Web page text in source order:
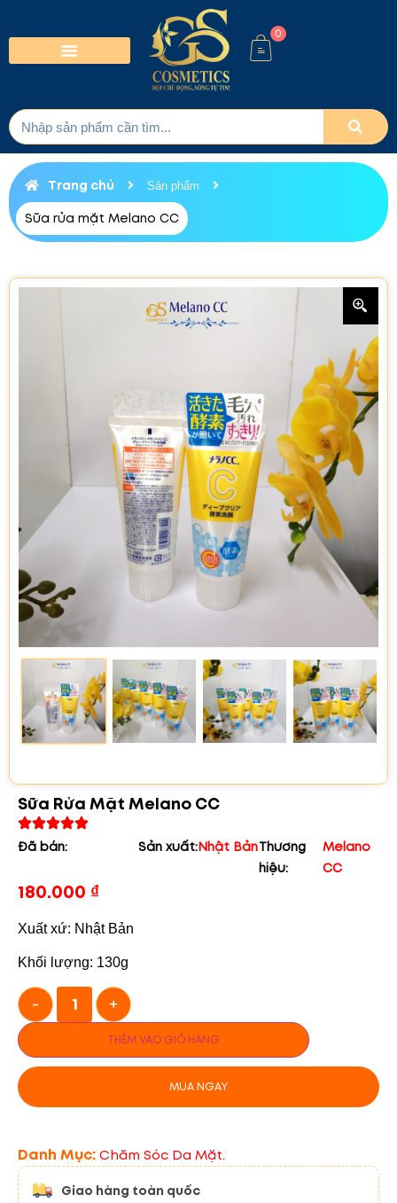
0
Trang chủ Sản phẩm
Sữa rửa mặt Melano CC
Sữa Rửa Mặt Melano CC
Đã bán: Sản xuất:Nhật BảnThương
hiệu:
Melano
CC
180.000 ₫
Xuất xứ: Nhật Bản
Khối lượng: 130g
- +
THÊM VÀO GIỎ HÀNG
MUA NGAY
Danh Mục:Chăm Sóc Da Mặt.
Giao hàng toàn quốc